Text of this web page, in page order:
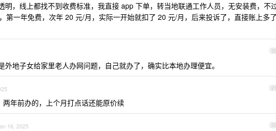
明，线上都找不到收费标准，我直接 app 下单，转当地联通工作人员，无安装费，不
第一年免费，次年 20 元/月，实际一开始就扣了 20 元/月，后来投诉了，直接账上多了
20
外地子女给家里老人办网问题，自己就办了，确实比本地办理便宜。
21
两年前办的，上个月打点话还能原价续
22
16, 2025